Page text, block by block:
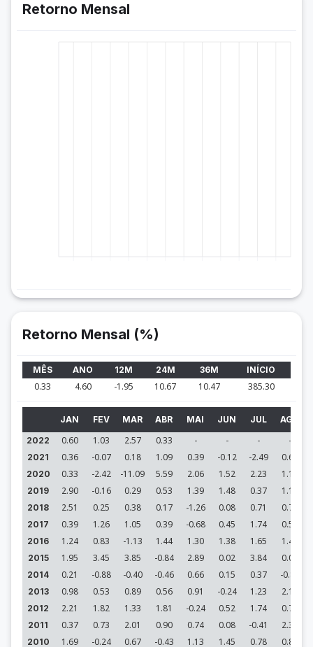
Retorno Mensal
Retorno Mensal (%)
MÊS ANO 12M 24M 36M INÍCIO
0.33 4.60 -1.95 10.67 10.47 385.30
JAN FEV MAR ABR MAI JUN JUL AGO
2022
0.60 1.03 2.57 0.33 - - - -
2021 0.36 -0.07 0.18 1.09 0.39 -0.12 -2.49 0.69
2020 0.33 -2.42 -11.09 5.59 2.06 1.52 2.23 1.17
2019 2.90 -0.16 0.29 0.53 1.39 1.48 0.37 1.12
2018 2.51 0.25 0.38 0.17 -1.26 0.08 0.71 0.75
2017 0.39 1.26 1.05 0.39 -0.68 0.45 1.74 0.57
2016 1.24 0.83 -1.13 1.44 1.30 1.38 1.65 1.48
2015 1.95 3.45 3.85 -0.84 2.89 0.02 3.84 0.06
2014 0.21 -0.88 -0.40 -0.46 0.66 0.15 0.37 -0.81
2013 0.98 0.53 0.89 0.56 0.91 -0.24 1.23 2.11
2012 2.21 1.82 1.33 1.81 -0.24 0.52 1.74 0.70
2011 0.37 0.73 2.01 0.90 0.74 0.08 -0.41 2.32
2010 1.69 -0.24 0.67 -0.43 1.13 1.45 0.78 0.82